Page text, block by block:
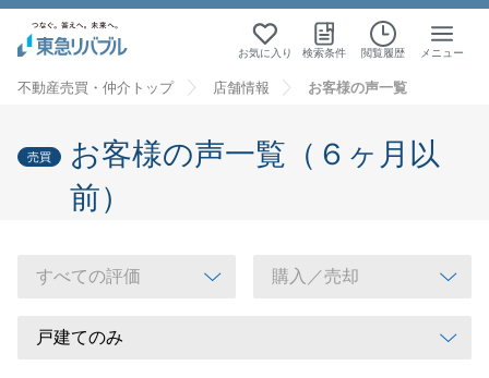
お気に入り 検索条件 閲覧履歴 メニュー
不動産売買・仲介トップ 店舗情報 お客様の声一覧
売買
お客様の声一覧（６ヶ月以
前）